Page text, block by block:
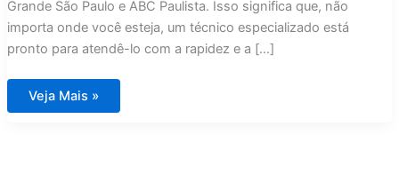
Grande São Paulo e ABC Paulista. Isso significa que, não
importa onde você esteja, um técnico especializado está
pronto para atendê-lo com a rapidez e a […]
Assistência
Técnica
Veja Mais »